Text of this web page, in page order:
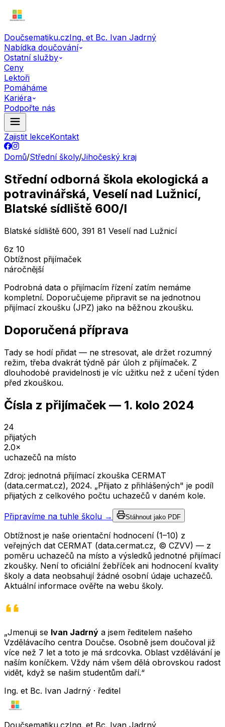
Doučsematiku.czIng. et Bc. Ivan Jadrný
Nabídka doučování
Ostatní služby
Ceny
Lektoři
Pomáháme
Kariéra
Podpořte nás
Zajistit lekceKontakt
Domů/Střední školy/Jihočeský kraj
Střední odborná škola ekologická a
potravinářská, Veselí nad Lužnicí,
Blatské sídliště 600/I
Blatské sídliště 600, 391 81 Veselí nad Lužnicí
6z 10
Obtížnost přijímaček
náročnější
Podrobná data o přijímacím řízení zatím nemáme
kompletní. Doporučujeme připravit se na jednotnou
přijímací zkoušku (JPZ) jako na běžnou zkoušku.
Doporučená příprava
Tady se hodí přidat — ne stresovat, ale držet rozumný
režim, třeba dvakrát týdně pár úloh z přijímaček. Z
dlouhodobé pravidelnosti je víc užitku než z učení týden
před zkouškou.
Čísla z přijímaček — 1. kolo 2024
24
přijatých
2.0×
uchazečů na místo
Zdroj: jednotná přijímací zkouška CERMAT
(data.cermat.cz), 2024. „Přijato z přihlášených" je podíl
přijatých z celkového počtu uchazečů v daném kole.
Připravíme na tuhle školu → Stáhnout jako PDF
Obtížnost je naše orientační hodnocení (1–10) z
veřejných dat CERMAT (data.cermat.cz, © CZVV) — z
poměru uchazečů na místo a výsledků jednotné přijímací
zkoušky. Není to oficiální žebříček ani hodnocení kvality
školy a data neobsahují žádné osobní údaje uchazečů.
Aktuální informace ověřte na webu školy.
„Jmenuji se Ivan Jadrný a jsem ředitelem našeho
Vzdělávacího centra Doučse. Osobně jsem doučoval již
více než 7 let a toto je má srdcovka. Oblast vzdělávání je
naším koníčkem. Vždy nám všem dělá obrovskou radost
vidět, když se našim studentům daří.“
Ing. et Bc. Ivan Jadrný · ředitel